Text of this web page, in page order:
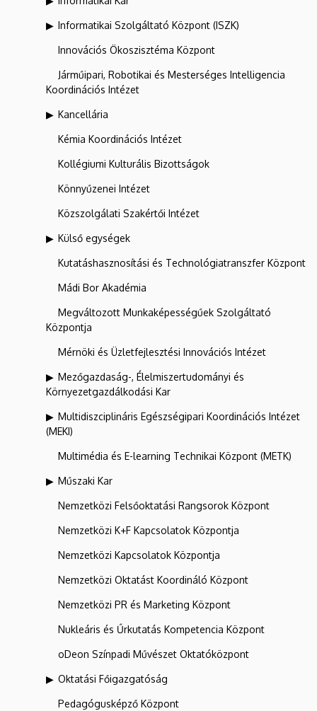
Informatikai Szolgáltató Központ (ISZK)
Innovációs Ökoszisztéma Központ
Járműipari, Robotikai és Mesterséges Intelligencia
Koordinációs Intézet
Kancellária
Kémia Koordinációs Intézet
Kollégiumi Kulturális Bizottságok
Könnyűzenei Intézet
Közszolgálati Szakértői Intézet
Külső egységek
Kutatáshasznosítási és Technológiatranszfer Központ
Mádi Bor Akadémia
Megváltozott Munkaképességűek Szolgáltató
Központja
Mérnöki és Üzletfejlesztési Innovációs Intézet
Mezőgazdaság-, Élelmiszertudományi és
Környezetgazdálkodási Kar
Multidiszciplináris Egészségipari Koordinációs Intézet
(MEKI)
Multimédia és E-learning Technikai Központ (METK)
Műszaki Kar
Nemzetközi Felsőoktatási Rangsorok Központ
Nemzetközi K+F Kapcsolatok Központja
Nemzetközi Kapcsolatok Központja
Nemzetközi Oktatást Koordináló Központ
Nemzetközi PR és Marketing Központ
Nukleáris és Űrkutatás Kompetencia Központ
oDeon Színpadi Művészet Oktatóközpont
Oktatási Főigazgatóság
Pedagógusképző Központ